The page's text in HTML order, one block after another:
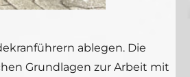
ablegen. Die
Grundlagen zur Arbeit mit